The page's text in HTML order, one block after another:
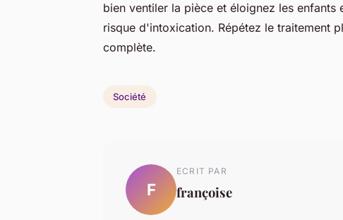
bien ventiler la pièce et éloignez les
risque d'intoxication. Répétez le traitement
complète.
Société
F
ECRIT PAR
françoise